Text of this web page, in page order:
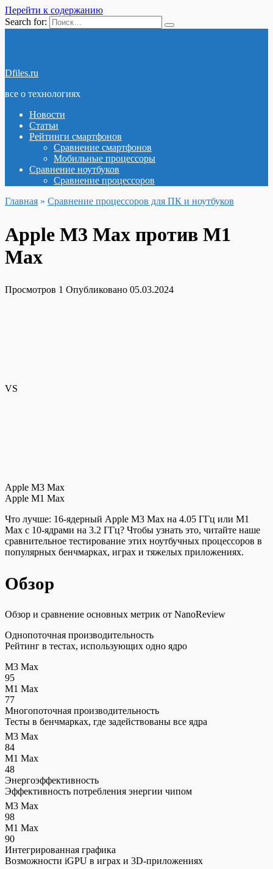
Перейти к содержанию
Search for:
Dfiles.ru
все о технологиях
Новости
Статьи
Рейтинги смартфонов
Сравнение смартфонов
Мобильные процессоры
Сравнение ноутбуков
Сравнение процессоров
Главная » Сравнение процессоров для ПК и ноутбуков
Apple M3 Max против M1
Max
Просмотров 1 Опубликовано 05.03.2024
VS
Apple M3 Max
Apple M1 Max
Что лучше: 16-ядерный Apple M3 Max на 4.05 ГГц или M1
Max с 10-ядрами на 3.2 ГГц? Чтобы узнать это, читайте наше
сравнительное тестирование этих ноутбучных процессоров в
популярных бенчмарках, играх и тяжелых приложениях.
Обзор
Обзор и сравнение основных метрик от NanoReview
Однопоточная производительность
Рейтинг в тестах, использующих одно ядро
M3 Max
95
M1 Max
77
Многопоточная производительность
Тесты в бенчмарках, где задействованы все ядра
M3 Max
84
M1 Max
48
Энергоэффективность
Эффективность потребления энергии чипом
M3 Max
98
M1 Max
90
Интегрированная графика
Возможности iGPU в играх и 3D-приложениях